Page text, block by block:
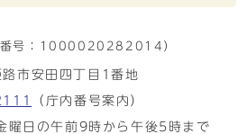
号： 1000020282014）
市安田四丁目1番地
（庁内番号案内）
曜日の午前9時から午後5時まで